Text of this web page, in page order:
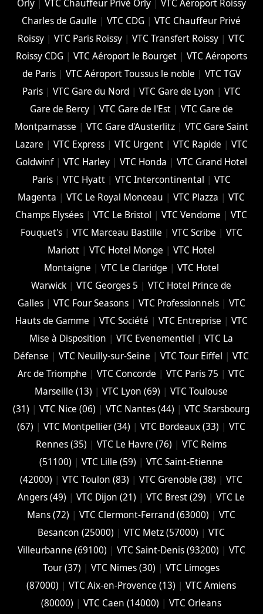
Orly| VTC Chauffeur Privé Orly| VTC Aéroport Roissy
Charles de Gaulle |VTC CDG |VTC Chauffeur Privé
Roissy |VTC Paris Roissy |VTC Transfert Roissy |VTC
Roissy CDG | VTC Aéroport le Bourget| VTC Aéroports
de Paris| VTC Aéroport Toussus le noble | VTC TGV
Paris| VTC Gare du Nord| VTC Gare de Lyon | VTC
Gare de Bercy| VTC Gare de l'Est| VTC Gare de
Montparnasse | VTC Gare d'Austerlitz| VTC Gare Saint
Lazare | VTC Express| VTC Urgent| VTC Rapide | VTC
Goldwinf| VTC Harley| VTC Honda | VTC Grand Hotel
Paris| VTC Hyatt| VTC Intercontinental | VTC
Magenta |VTC Le Royal Monceau |VTC Plazza |VTC
Champs Elysées |VTC Le Bristol |VTC Vendome |VTC
Fouquet's| VTC Marceau Bastille | VTC Scribe | VTC
Mariott |VTC Hotel Monge |VTC Hotel
Montaigne | VTC Le Claridge | VTC Hotel
Warwick |VTC Georges 5 |VTC Hotel Prince de
Galles| VTC Four Seasons| VTC Professionnels| VTC
Hauts de Gamme | VTC Société | VTC Entreprise | VTC
Mise à Disposition |VTC Evenementiel |VTC La
Défense |VTC Neuilly-sur-Seine |VTC Tour Eiffel |VTC
Arc de Triomphe |VTC Concorde |VTC Paris 75 |VTC
Marseille (13) |VTC Lyon (69) |VTC Toulouse
(31) |VTC Nice (06) |VTC Nantes (44) |VTC Starsbourg
(67) |VTC Montpellier (34) |VTC Bordeaux (33) |VTC
Rennes (35) |VTC Le Havre (76) |VTC Reims
(51100) |VTC Lille (59) |VTC Saint-Etienne
(42000) |VTC Toulon (83) |VTC Grenoble (38) |VTC
Angers (49) |VTC Dijon (21) |VTC Brest (29) |VTC Le
Mans (72) |VTC Clermont-Ferrand (63000) |VTC
Besancon (‎25000) |VTC Metz (57000) |VTC
Villeurbanne (‎69100) | VTC Saint-Denis (93200) | VTC
Tour (37) |VTC Nimes (30) |VTC Limoges
(‎87000) |VTC Aix-en-Provence (13) |VTC Amiens
(‎80000) |VTC Caen (14000) |VTC Orleans